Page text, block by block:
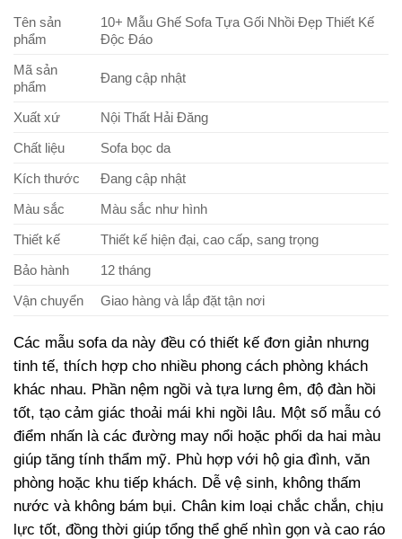
Tên sản
phẩm
10+ Mẫu Ghế Sofa Tựa Gối Nhồi Đẹp Thiết Kế
Độc Đáo
Mã sản
phẩm
Đang cập nhật
Xuất xứ
Nội Thất Hải Đăng
Chất liệu
Sofa bọc da
Kích thước
Đang cập nhật
Màu sắc
Màu sắc như hình
Thiết kế
Thiết kế hiện đại, cao cấp, sang trọng
Bảo hành
12 tháng
Vận chuyển
Giao hàng và lắp đặt tận nơi
Các mẫu sofa da này đều có thiết kế đơn giản nhưng
tinh tế, thích hợp cho nhiều phong cách phòng khách
khác nhau. Phần nệm ngồi và tựa lưng êm, độ đàn hồi
tốt, tạo cảm giác thoải mái khi ngồi lâu. Một số mẫu có
điểm nhấn là các đường may nổi hoặc phối da hai màu
giúp tăng tính thẩm mỹ. Phù hợp với hộ gia đình, văn
phòng hoặc khu tiếp khách. Dễ vệ sinh, không thấm
nước và không bám bụi. Chân kim loại chắc chắn, chịu
lực tốt, đồng thời giúp tổng thể ghế nhìn gọn và cao ráo